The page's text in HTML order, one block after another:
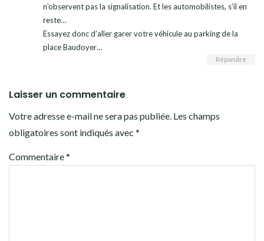
n’observent pas la signalisation. Et les automobilistes, s’il en
reste…
Essayez donc d’aller garer votre véhicule au parking de la
place Baudoyer…
Répondre
Laisser un commentaire
Votre adresse e-mail ne sera pas publiée. Les champs
obligatoires sont indiqués avec *
Commentaire*